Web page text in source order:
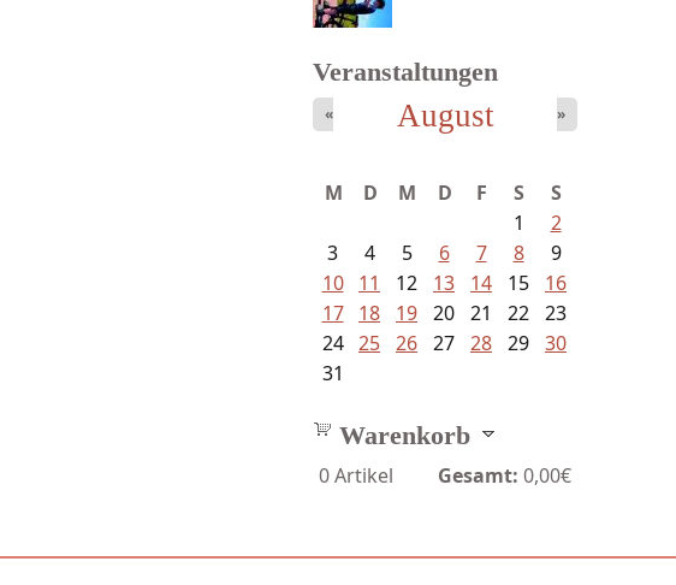
Veranstaltungen
August
« »
M D M D F S
S
1
2
3
4 5 6 7 8
9
10
11 12 13 14 15
16
17
18 19 20 21 22 23
24 25 26 27 28 29 30
31
Warenkorb
0Artikel Gesamt: 0,00€